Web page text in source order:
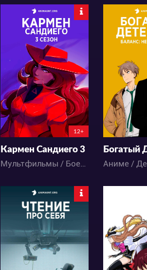
5443
6 3
12+
Кармен Сандиего 3
Мультфильмы / Боевик / Детектив / Приключения / Триллер
36
Аниме /
8748